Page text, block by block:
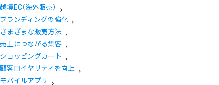
越境EC（海外販売）
ブランディングの強化
さまざまな販売方法
売上につながる集客
ショッピングカート
顧客ロイヤリティを向上
モバイルアプリ